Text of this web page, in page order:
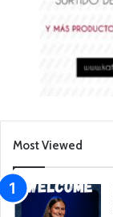
Most Viewed